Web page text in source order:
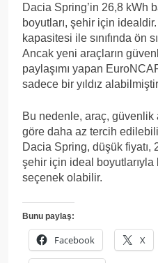
Dacia Spring’in 26,8 kWh
boyutları, şehir için
kapasitesi ile sınıfında ön
Ancak yeni araçların
paylaşımı yapan
sadece bir yıldız
Bu nedenle, araç, güvenlik
göre daha az tercih
Dacia Spring, düşük fiyatı,
şehir için ideal
seçenek olabilir.
Bunu paylaş:
Facebook X